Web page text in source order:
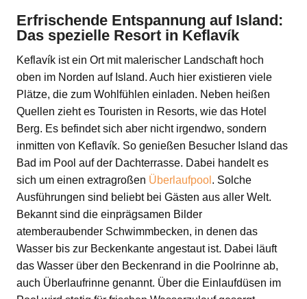
Erfrischende Entspannung auf Island:
Das spezielle Resort in Keflavík
Keflavík ist ein Ort mit malerischer Landschaft hoch
oben im Norden auf Island. Auch hier existieren viele
Plätze, die zum Wohlfühlen einladen. Neben heißen
Quellen zieht es Touristen in Resorts, wie das Hotel
Berg. Es befindet sich aber nicht irgendwo, sondern
inmitten von Keflavík. So genießen Besucher Island das
Bad im Pool auf der Dachterrasse. Dabei handelt es
sich um einen extragroßen Überlaufpool . Solche
Ausführungen sind beliebt bei Gästen aus aller Welt.
Bekannt sind die einprägsamen Bilder
atemberaubender Schwimmbecken, in denen das
Wasser bis zur Beckenkante angestaut ist. Dabei läuft
das Wasser über den Beckenrand in die Poolrinne ab,
auch Überlaufrinne genannt. Über die Einlaufdüsen im